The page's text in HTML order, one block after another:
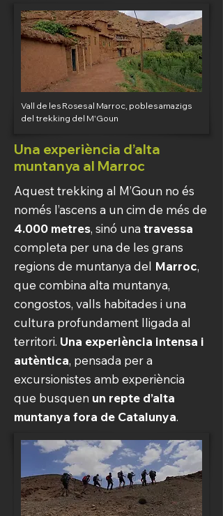
Vall de les Roses al Marroc, pobles amazigs
del trekking del M'Goun
Una experiència d’alta
muntanya al Marroc
Aquest trekking al M’Goun no és
només l’ascens a un cim de més de
4.000 metres, sinó una travessa
completa per una de les grans
regions de muntanya del Marroc,
que combina alta muntanya,
congostos, valls habitades i una
cultura profundament lligada al
territori. Una experiència intensa i
autèntica, pensada per a
excursionistes amb experiència
que busquen un repte d’alta
muntanya fora de Catalunya.